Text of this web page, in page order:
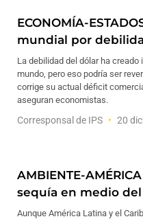
ECONOMÍA-
mundial por
La debilidad del dólar ha
mundo, pero eso podría ser
corrige su actual déficit
aseguran economistas.
Corresponsal de IPS 20
AMBIENTE-
sequía en medio
Aunque América Latina y el